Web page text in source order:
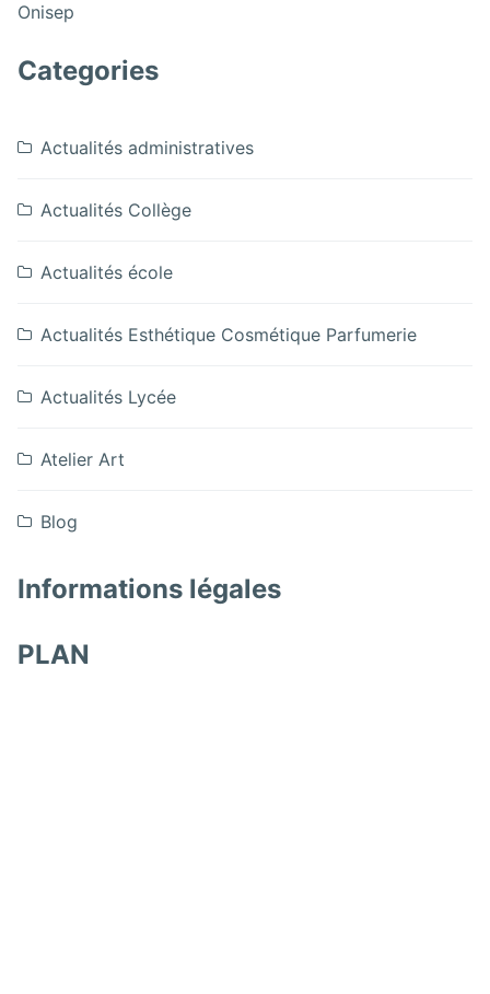
Onisep
au
Cinéma
Categories
Actualités administratives
Actualités Collège
Actualités école
Actualités Esthétique Cosmétique Parfumerie
Actualités Lycée
Atelier Art
Blog
Informations légales
PLAN